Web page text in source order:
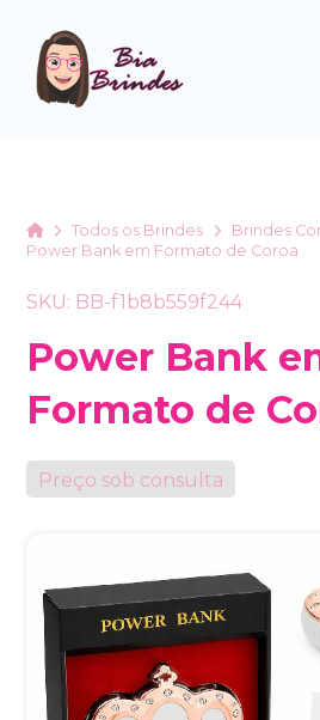
HomeTodos os Brindes
Brindes
Power Bank em Formato de Coroa
SKU: BB-f1b8b559f244
Power Bank
Formato de
Preço sob consulta
Eu concordo em receber
A nossa empresa está
sua privacidade, utilizaremos
de marketing. Você pode alterar
qualquer momento.